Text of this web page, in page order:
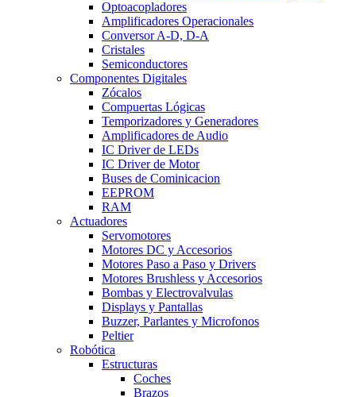
Optoacopladores
Amplificadores Operacionales
Conversor A-D, D-A
Cristales
Semiconductores
Componentes Digitales
Zócalos
Compuertas Lógicas
Temporizadores y Generadores
Amplificadores de Audio
IC Driver de LEDs
IC Driver de Motor
Buses de Cominicacion
EEPROM
RAM
Actuadores
Servomotores
Motores DC y Accesorios
Motores Paso a Paso y Drivers
Motores Brushless y Accesorios
Bombas y Electrovalvulas
Displays y Pantallas
Buzzer, Parlantes y Microfonos
Peltier
Robótica
Estructuras
Coches
Brazos